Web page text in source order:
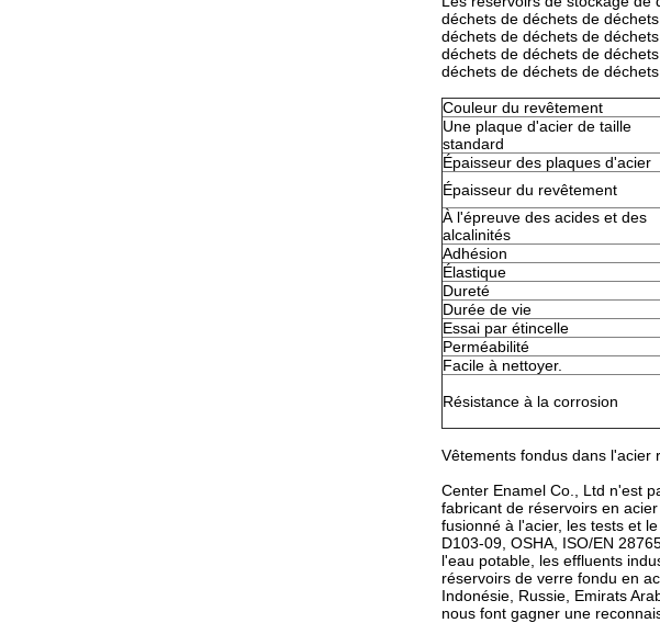
déchets de déchets de
déchets de déchets de
déchets de déchets de
déchets de déchets de
Couleur du revêtement
Une plaque d'acier de taille
standard
Épaisseur des plaques d'acier
Épaisseur du revêtement
À l'épreuve des acides et des
alcalinités
Adhésion
Élastique
Dureté
Durée de vie
Essai par étincelle
Perméabilité
Facile à nettoyer.
Résistance à la corrosion
Vêtements fondus dans l'acier
Center Enamel Co., Ltd n'est
fabricant de réservoirs en
fusionné à l'acier, les tests et
D103-09, OSHA, ISO/EN
l'eau potable, les effluents
réservoirs de verre fondu en
Indonésie, Russie, Emirats
nous font gagner une
Laissez un